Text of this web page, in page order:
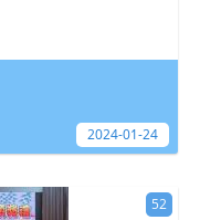
2024-01-24
52